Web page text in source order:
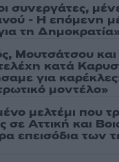
συνεργάτες,
- Η επόμενη
τη
Μουτσάτσου
κατά
για
μοντέλο»
μελτέμι που
σε Αττική και
επεισόδια των